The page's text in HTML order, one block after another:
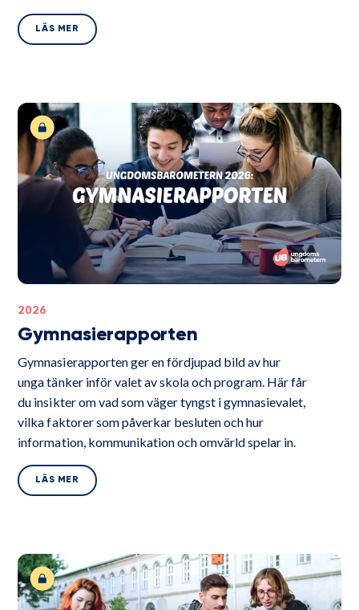
LÄS MER
2026
Gymnasierapporten
Gymnasierapporten ger en fördjupad bild av hur
unga tänker inför valet av skola och program. Här får
du insikter om vad som väger tyngst i gymnasievalet,
vilka faktorer som påverkar besluten och hur
information, kommunikation och omvärld spelar in.
LÄS MER